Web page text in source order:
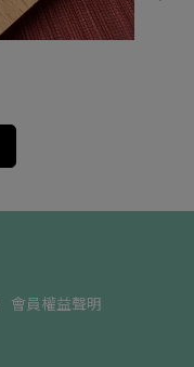
會員權益聲明